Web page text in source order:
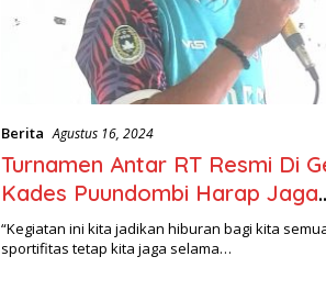
Berita Agustus 16, 2024
Turnamen Antar RT Resmi Di
Kades Puundombi Harap Jaga
Sportifitas.
“Kegiatan ini kita jadikan hiburan bagi kita
sportifitas tetap kita jaga selama…